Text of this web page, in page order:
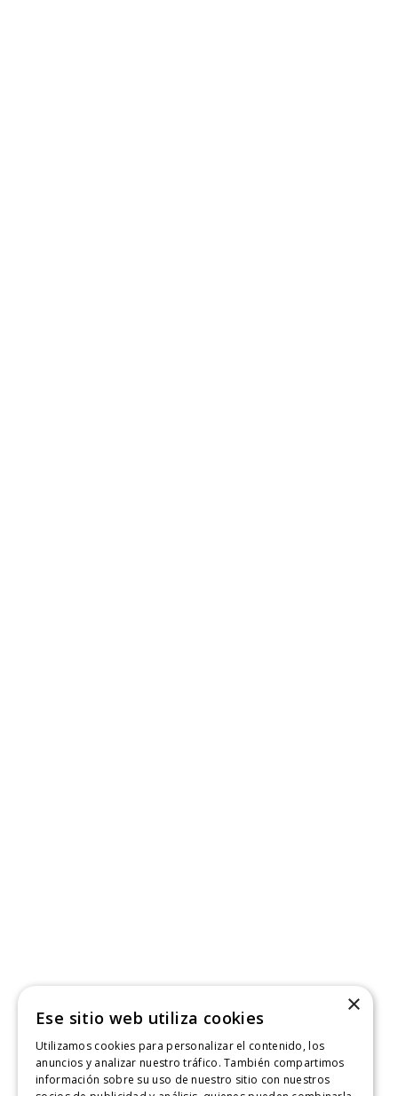
×
Ese sitio web utiliza cookies
Utilizamos cookies para personalizar el contenido, los
anuncios y analizar nuestro tráfico. También compartimos
información sobre su uso de nuestro sitio con nuestros